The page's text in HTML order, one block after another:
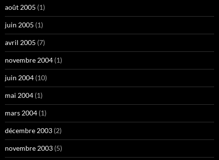
août 2005 (1)
juin 2005 (1)
avril 2005 (7)
novembre 2004 (1)
juin 2004 (10)
mai 2004 (1)
mars 2004 (1)
décembre 2003 (2)
novembre 2003 (5)